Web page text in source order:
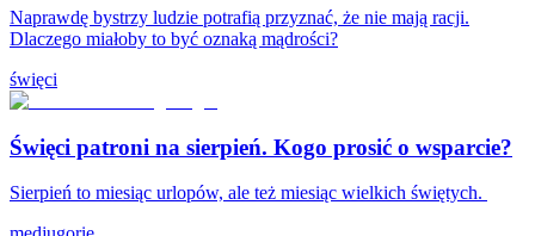
Naprawdę bystrzy ludzie potrafią przyznać, że nie mają racji.
Dlaczego miałoby to być oznaką mądrości?
święci
Święci patroni na sierpień. Kogo prosić o wsparcie?
Sierpień to miesiąc urlopów, ale też miesiąc wielkich świętych.